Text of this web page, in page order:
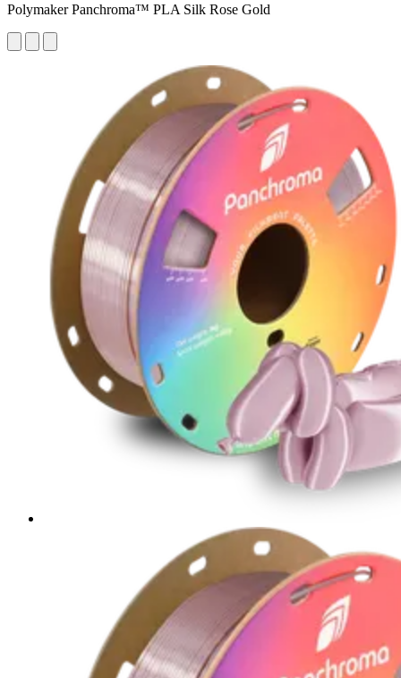
Polymaker Panchroma™ PLA Silk Rose Gold